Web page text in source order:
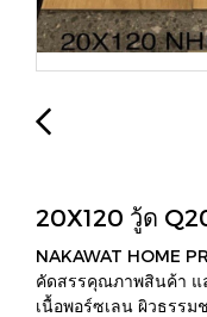
20X120 วู้ด
NAKAWAT HOME
คัดสรรคุณภาพสินค้า แ
เนื้อพอร์ซเลน ผิวธรรม